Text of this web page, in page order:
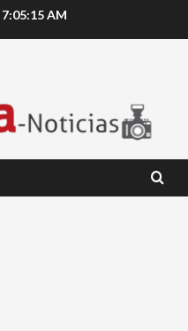
7:05:15 AM